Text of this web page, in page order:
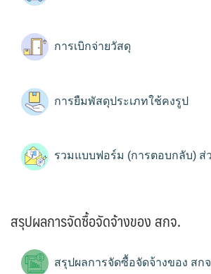
การเบิกจ่ายวัสดุ
การยืมพัสดุประเภทใช้คงรูป
รวมแบบฟอร์ม (การตอบกลับ) ส่
สรุปผลการจัดซื้อจัดจ้างของ สกจ.
สรุปผลการจัดซื้อจัดจ้างของ สก